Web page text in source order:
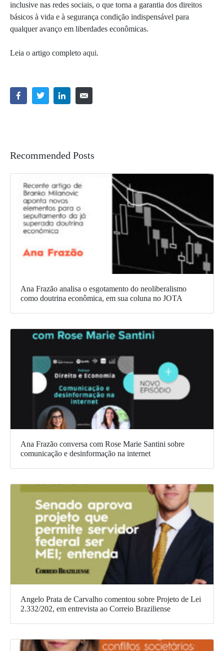
inclusive nas redes sociais, o que torna a garantia dos direitos
básicos à vida e à segurança condição indispensável para
qualquer avanço em liberdades econômicas.
Leia o artigo completo aqui.
Recommended Posts
Ana Frazão analisa o esgotamento do neoliberalismo
como doutrina econômica, em sua coluna no JOTA
Ana Frazão conversa com Rose Marie Santini sobre
comunicação e desinformação na internet
Angelo Prata de Carvalho comentou sobre Projeto de Lei
2.332/202, em entrevista ao Correio Braziliense